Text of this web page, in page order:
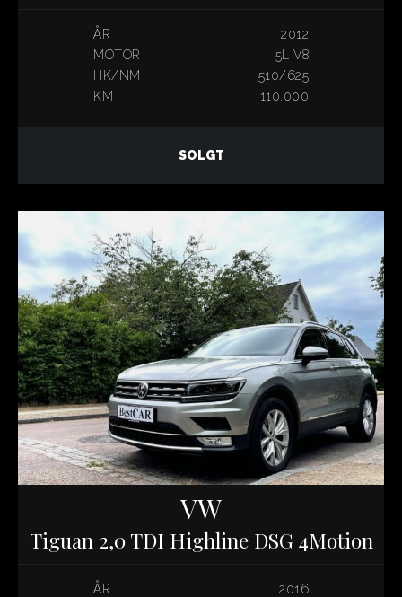
ÅR
2012
MOTOR
5L V8
HK/NM
510/625
KM
110.000
SOLGT
VW
Tiguan 2,0 TDI Highline DSG 4Motion
ÅR
2016